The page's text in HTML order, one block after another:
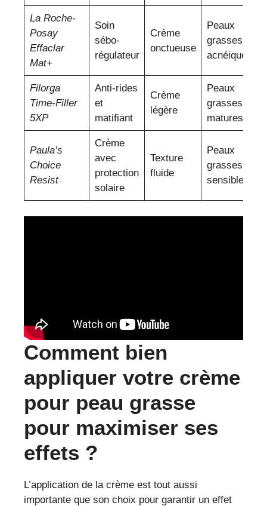
La Roche-
Posay
Effaclar
Mat+
Soin
sébo-
régulateur
Crème
onctueuse
Peaux
grasses &
acnéiques
Filorga
Time-Filler
5XP
Anti-rides
et
matifiant
Crème
légère
Peaux
grasses
matures
Paula’s
Choice
Resist
Crème
avec
protection
solaire
Texture
fluide
Peaux
grasses
sensibles
Comment bien
appliquer votre crème
pour peau grasse
pour maximiser ses
effets ?
L’application de la crème est tout aussi
importante que son choix pour garantir un effet